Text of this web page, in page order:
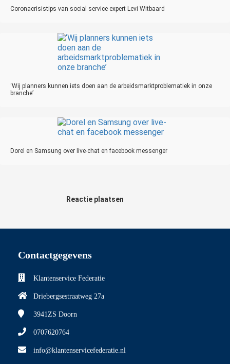
Coronacrisistips van social service-expert Levi Witbaard
‘Wij planners kunnen iets doen aan de arbeidsmarktproblematiek in onze
branche’
Dorel en Samsung over live-chat en facebook messenger
Reactie plaatsen
Contactgegevens
Klantenservice Federatie
Driebergsestraatweg 27a
3941ZS Doorn
0707620764
info@klantenservicefederatie.nl